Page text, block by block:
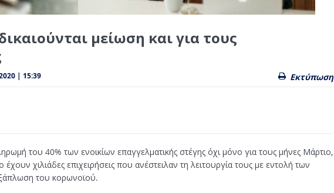
μείωση και για τους
| 15:39 Εκτύπωση
του 40% των ενοικίων επαγγελματικής στέγης όχι μόνο για τους μήνες Μάρτιο,
έχουν χιλιάδες επιχειρήσεις που ανέστειλαν τη λειτουργία τους με εντολή των
του κορωνοϊού.